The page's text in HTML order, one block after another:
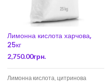
Лимонна кислота харчова,
25кг
2,750.00грн.
Лимонна кислота, цитринова